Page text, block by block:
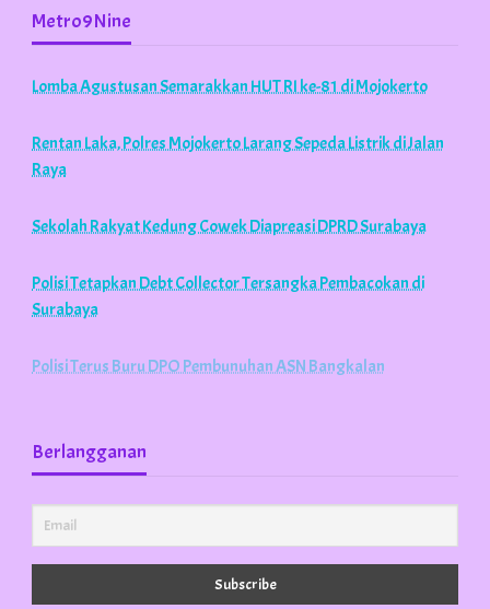
Metro9Nine
Lomba Agustusan Semarakkan HUT RI ke-81 di Mojokerto
Rentan Laka, Polres Mojokerto Larang Sepeda Listrik di Jalan
Raya
Sekolah Rakyat Kedung Cowek Diapreasi DPRD Surabaya
Polisi Tetapkan Debt Collector Tersangka Pembacokan di
Surabaya
Polisi Terus Buru DPO Pembunuhan ASN Bangkalan
Berlangganan